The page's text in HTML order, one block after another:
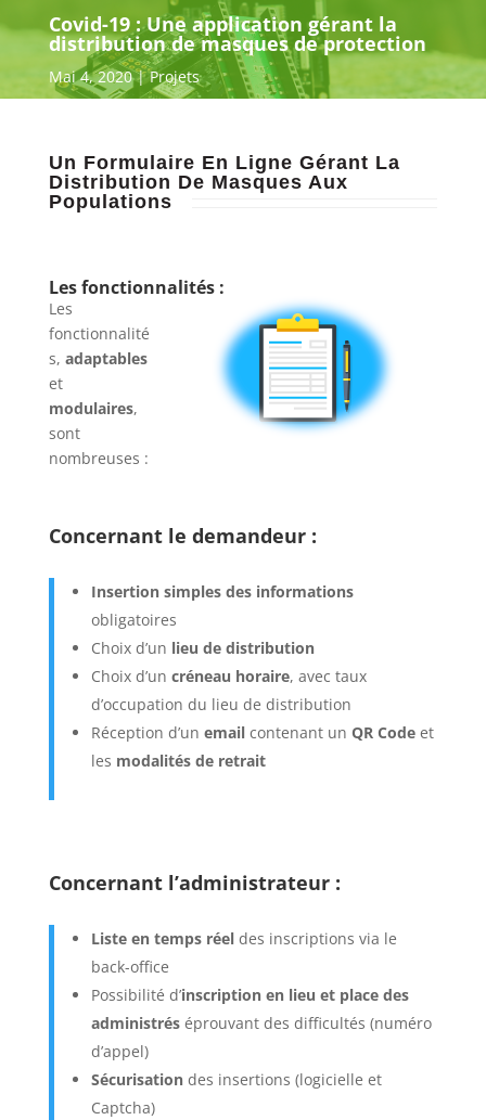
Covid-19 : Une application gérant la
distribution de masques de protection
Mai 4, 2020 Projets
Un Formulaire En Ligne Gérant La
Distribution De Masques Aux
Populations
Les fonctionnalités :
Les
fonctionnalité
s, adaptables
et
modulaires,
sont
nombreuses :
Concernant le demandeur :
Insertion simples des informations
obligatoires
Choix d’un lieu de distribution
Choix d’un créneau horaire, avec taux
d’occupation du lieu de distribution
Réception d’un emailcontenant un QR Codeet
les modalités de retrait
Concernant l’administrateur :
Liste en temps réeldes inscriptions via le
back-office
Possibilité d’inscription en lieu et place des
administréséprouvant des difficultés (numéro
d’appel)
Sécurisationdes insertions (logicielle et
Captcha)